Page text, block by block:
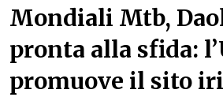
Mondiali Mtb,
pronta alla sfida:
promuove il sito